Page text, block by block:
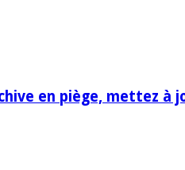
en piège, mettez à